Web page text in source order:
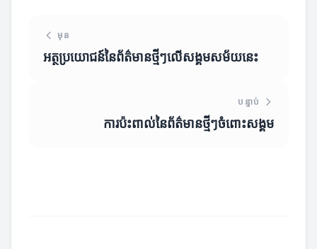
មុន
អត្ថប្រយោជន៍នៃព័ត៌មានថ្មីៗលើសង្គមសម័យនេះ
បន្ទាប់
ការប៉ះពាល់នៃព័ត៌មានថ្មីៗចំពោះសង្គម